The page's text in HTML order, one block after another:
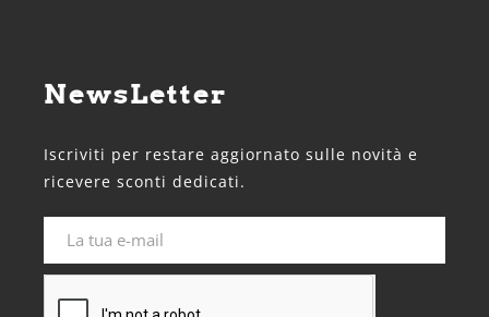
NewsLetter
Iscriviti per restare aggiornato sulle novità e
ricevere sconti dedicati.